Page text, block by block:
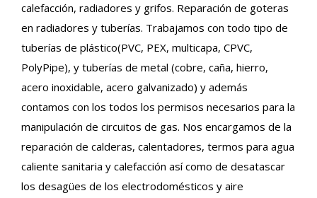
calefacción, radiadores y grifos. Reparación de goteras
en radiadores y tuberías. Trabajamos con todo tipo de
tuberías de plástico(PVC, PEX, multicapa, CPVC,
PolyPipe), y tuberías de metal (cobre, caña, hierro,
acero inoxidable, acero galvanizado) y además
contamos con los todos los permisos necesarios para la
manipulación de circuitos de gas. Nos encargamos de la
reparación de calderas, calentadores, termos para agua
caliente sanitaria y calefacción así como de desatascar
los desagües de los electrodomésticos y aire